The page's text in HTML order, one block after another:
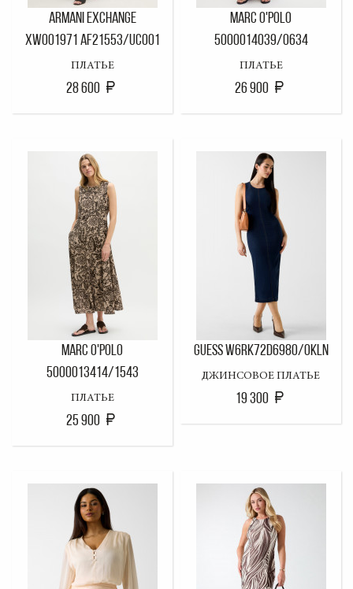
ARMANI EXCHANGE
XW001971 AF21553/UC001
ПЛАТЬЕ
28 600
MARC O'POLO
5000014039/0634
ПЛАТЬЕ
26 900
MARC O'POLO
5000013414/1543
ПЛАТЬЕ
25 900
GUESS W6RK72D6980/OKLN
ДЖИНСОВОЕ ПЛАТЬЕ
19 300